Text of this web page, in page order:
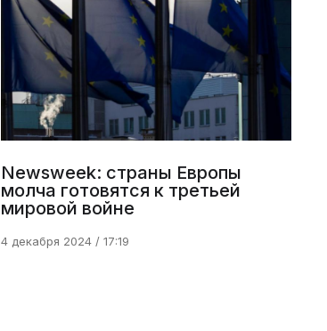
Newsweek: страны Европы
молча готовятся к третьей
мировой войне
4 декабря 2024 / 17:19